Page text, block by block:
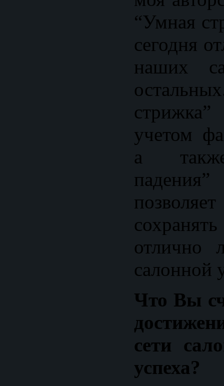
“Умная
сегодня
наших
учетом
а
отлично
салонной
Что Вы
сети
успеха?